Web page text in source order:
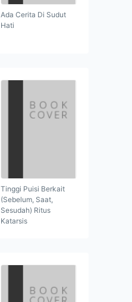
Ada Cerita Di Sudut
Hati
Tinggi Puisi Berkait
(Sebelum, Saat,
Sesudah) Ritus
Katarsis